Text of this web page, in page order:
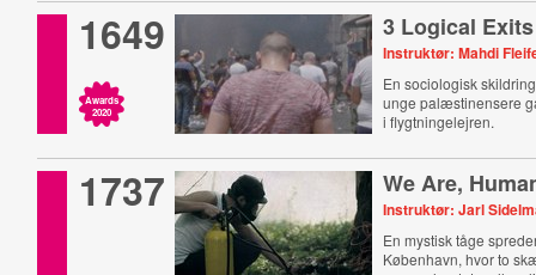
1649
Awards
2020
3 Logical Exits
Instruktør: Mahdi
En sociologisk
unge palæstinensere
i flygtningelejren.
1737 We Are,
Instruktør: Jarl
En mystisk tåge
København, hvor to